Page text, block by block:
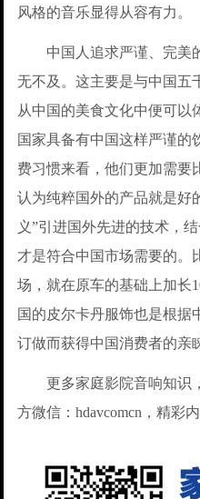
风格的音乐显得从容有力。
中国人追求严谨、完美
无不及。这主要是与中国五
从中国的美食文化中便可以
国家具备有中国这样严谨的
费习惯来看，他们更加需要
认为纯粹国外的产品就是好
义”引进国外先进的技术，
才是符合中国市场需要的。
场，就在原车的基础上加长
国的皮尔卡丹服饰也是根据
订做而获得中国消费者的亲
更多家庭影院音响知识
方微信：hdavcomcn，精彩